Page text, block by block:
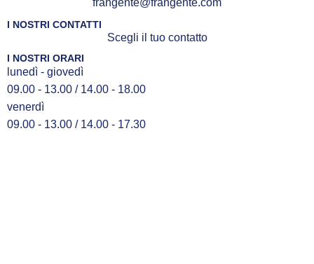
frangente@frangente.com
I NOSTRI CONTATTI
Scegli il tuo contatto
I NOSTRI ORARI
lunedì - giovedì
09.00 - 13.00 / 14.00 - 18.00
venerdì
09.00 - 13.00 / 14.00 - 17.30